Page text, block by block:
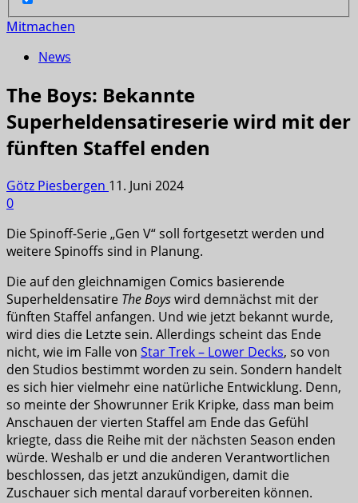
Mitmachen
News
The Boys: Bekannte
Superheldensatireserie wird mit der
fünften Staffel enden
Götz Piesbergen 11. Juni 2024
0
Die Spinoff-Serie „Gen V“ soll fortgesetzt werden und
weitere Spinoffs sind in Planung.
Die auf den gleichnamigen Comics basierende
Superheldensatire The Boyswird demnächst mit der
fünften Staffel anfangen. Und wie jetzt bekannt wurde,
wird dies die Letzte sein. Allerdings scheint das Ende
nicht, wie im Falle von Star Trek – Lower Decks, so von
den Studios bestimmt worden zu sein. Sondern handelt
es sich hier vielmehr eine natürliche Entwicklung. Denn,
so meinte der Showrunner Erik Kripke, dass man beim
Anschauen der vierten Staffel am Ende das Gefühl
kriegte, dass die Reihe mit der nächsten Season enden
würde. Weshalb er und die anderen Verantwortlichen
beschlossen, das jetzt anzukündigen, damit die
Zuschauer sich mental darauf vorbereiten können.